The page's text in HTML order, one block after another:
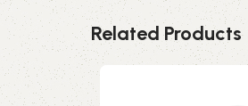
Related Products